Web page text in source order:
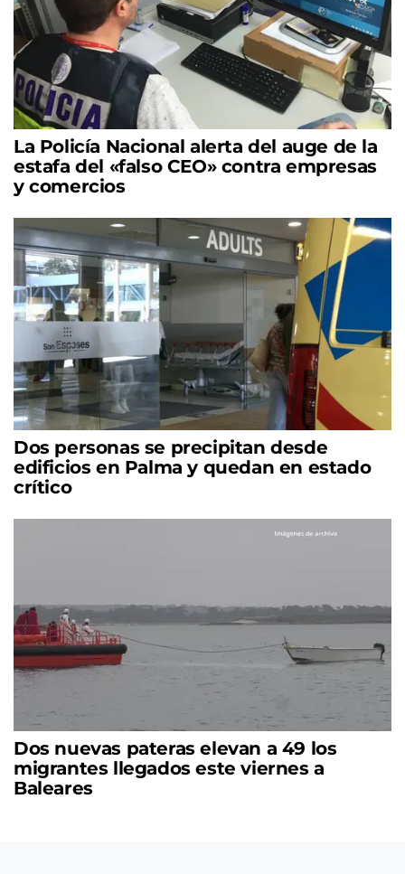
La Policía Nacional alerta del auge de la
estafa del «falso CEO» contra empresas
y comercios
Dos personas se precipitan desde
edificios en Palma y quedan en estado
crítico
Dos nuevas pateras elevan a 49 los
migrantes llegados este viernes a
Baleares